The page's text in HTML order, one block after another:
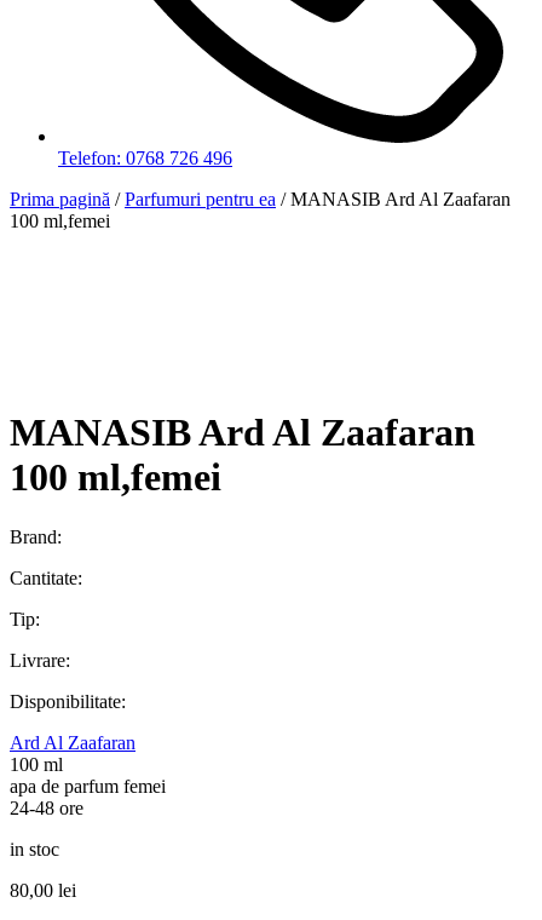
Telefon: 0768 726 496
Prima pagină /Parfumuri pentru ea / MANASIB Ard Al Zaafaran
100 ml,femei
MANASIB Ard Al Zaafaran
100 ml,femei
Brand:
Cantitate:
Tip:
Livrare:
Disponibilitate:
Ard Al Zaafaran
100 ml
apa de parfum femei
24-48 ore
in stoc
80,00 lei